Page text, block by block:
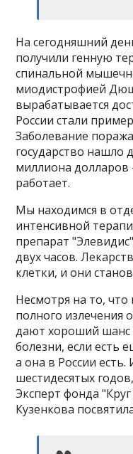
На сегодняшний
получили генную
спинальной
миодистрофией
вырабатывается
России стали
Заболевание
государство нашло
миллиона долларов
работает.
Мы находимся в
интенсивной
препарат
двух часов.
клетки, и они
Несмотря на то, что
полного излечения
дают хороший шанс
болезни, если есть
а она в России есть.
шестидесятых
Эксперт фонда
Кузенкова